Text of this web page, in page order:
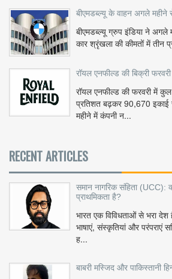
बीएमडब्ल्यू के वाहन अगले महीने
बीएमडब्ल्यू ग्रुप इंडिया ने अगले
कार श्रृंखला की कीमतों में तीन
रॉयल एनफील्ड की बिक्री
रॉयल एनफील्ड की फरवरी में
प्रतिशत बढ़कर 90,670 इकाई
महीने में कंपनी न...
RECENT ARTICLES
समान नागरिक संहिता (UCC):
प्राथमिकता है?
भारत एक विविधताओं से भरा
भाषाएं, संस्कृतियां और परंपराएं
ह...
बाबरी मस्जिद और पाकिस्तानी